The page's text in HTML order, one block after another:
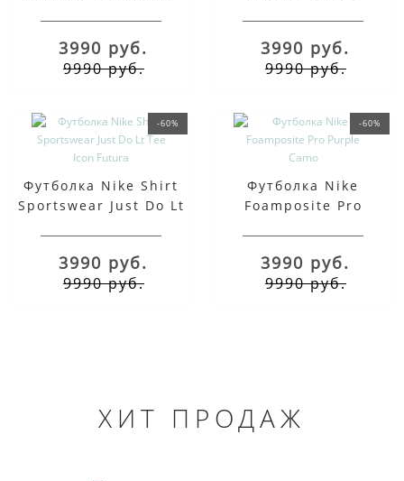
3990 руб.
9990 руб.
3990 руб.
9990 руб.
-60%
Футболка Nike Shirt
Sportswear Just Do Lt
3990 руб.
9990 руб.
-60%
Футболка Nike
Foamposite Pro
3990 руб.
9990 руб.
ХИТ ПРОДАЖ